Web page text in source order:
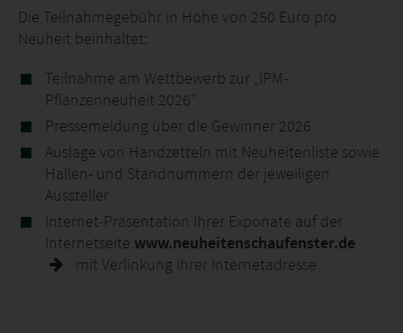
Die Teilnahmegebühr in Höhe von 250 Euro pro
Neuheit beinhaltet:
Teilnahme am Wettbewerb zur „IPM-
Pflanzenneuheit 2026"
Pressemeldung über die Gewinner 2026
Auslage von Handzetteln mit Neuheitenliste sowie
Hallen- und Standnummern der jeweiligen
Aussteller
Internet-Präsentation Ihrer Exponate auf der
Internetseite www.neuheitenschaufenster.de
mit Verlinkung Ihrer Internetadresse